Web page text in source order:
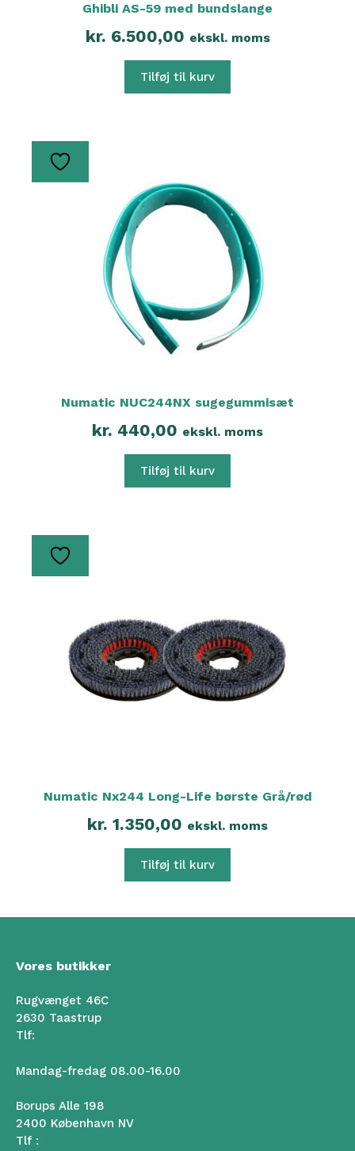
Ghibli AS-59 med bundslange
kr. 6.500,00 ekskl. moms
Tilføj til kurv
Numatic NUC244NX sugegummisæt
kr. 440,00 ekskl. moms
Tilføj til kurv
Numatic Nx244 Long-Life børste Grå/rød
kr. 1.350,00 ekskl. moms
Tilføj til kurv
Vores butikker
Rugvænget 46C
2630 Taastrup
Tlf:
Mandag-fredag 08.00-16.00
Borups Alle 198
2400 København NV
Tlf :